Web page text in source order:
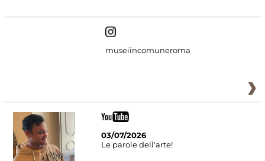
museiincomuneroma
03/07/2026
Le parole dell'arte!